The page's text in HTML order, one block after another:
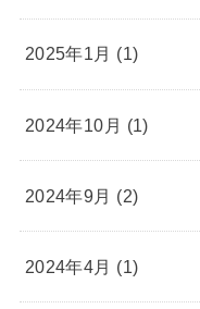
2025年1月 (1)
2024年10月 (1)
2024年9月 (2)
2024年4月 (1)